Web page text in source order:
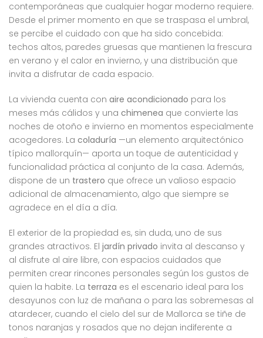
contemporáneas que cualquier hogar moderno requiere.
Desde el primer momento en que se traspasa el umbral,
se percibe el cuidado con que ha sido concebida:
techos altos, paredes gruesas que mantienen la frescura
en verano y el calor en invierno, y una distribución que
invita a disfrutar de cada espacio.
La vivienda cuenta con aire acondicionado para los
meses más cálidos y una chimenea que convierte las
noches de otoño e invierno en momentos especialmente
acogedores. La coladuría —un elemento arquitectónico
típico mallorquín— aporta un toque de autenticidad y
funcionalidad práctica al conjunto de la casa. Además,
dispone de un trastero que ofrece un valioso espacio
adicional de almacenamiento, algo que siempre se
agradece en el día a día.
El exterior de la propiedad es, sin duda, uno de sus
grandes atractivos. El jardín privado invita al descanso y
al disfrute al aire libre, con espacios cuidados que
permiten crear rincones personales según los gustos de
quien la habite. La terraza es el escenario ideal para los
desayunos con luz de mañana o para las sobremesas al
atardecer, cuando el cielo del sur de Mallorca se tiñe de
tonos naranjas y rosados que no dejan indiferente a